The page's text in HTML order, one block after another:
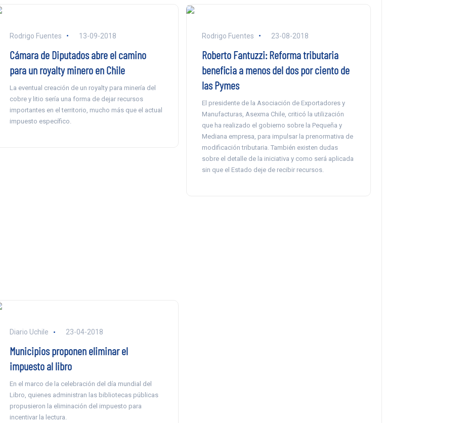
Rodrigo Fuentes 13-09-2018
Cámara de Diputados abre el camino
para un royalty minero en Chile
La eventual creación de un royalty para minería del
cobre y litio sería una forma de dejar recursos
importantes en el territorio, mucho más que el actual
impuesto específico.
Rodrigo Fuentes 23-08-2018
Roberto Fantuzzi: Reforma tributaria
beneficia a menos del dos por ciento de
las Pymes
El presidente de la Asociación de Exportadores y
Manufacturas, Asexma Chile, criticó la utilización
que ha realizado el gobierno sobre la Pequeña y
Mediana empresa, para impulsar la prenormativa de
modificación tributaria. También existen dudas
sobre el detalle de la iniciativa y como será aplicada
sin que el Estado deje de recibir recursos.
Diario Uchile 23-04-2018
Municipios proponen eliminar el
impuesto al libro
En el marco de la celebración del día mundial del
Libro, quienes administran las bibliotecas públicas
propusieron la eliminación del impuesto para
incentivar la lectura.